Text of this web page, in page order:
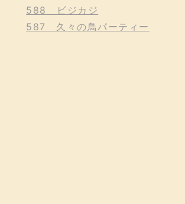
588 ビジカジ
587 久々の鳥パーティー